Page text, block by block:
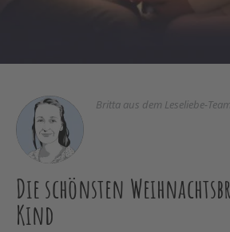
Britta aus dem Leseliebe-Team
Die schönsten
Kind